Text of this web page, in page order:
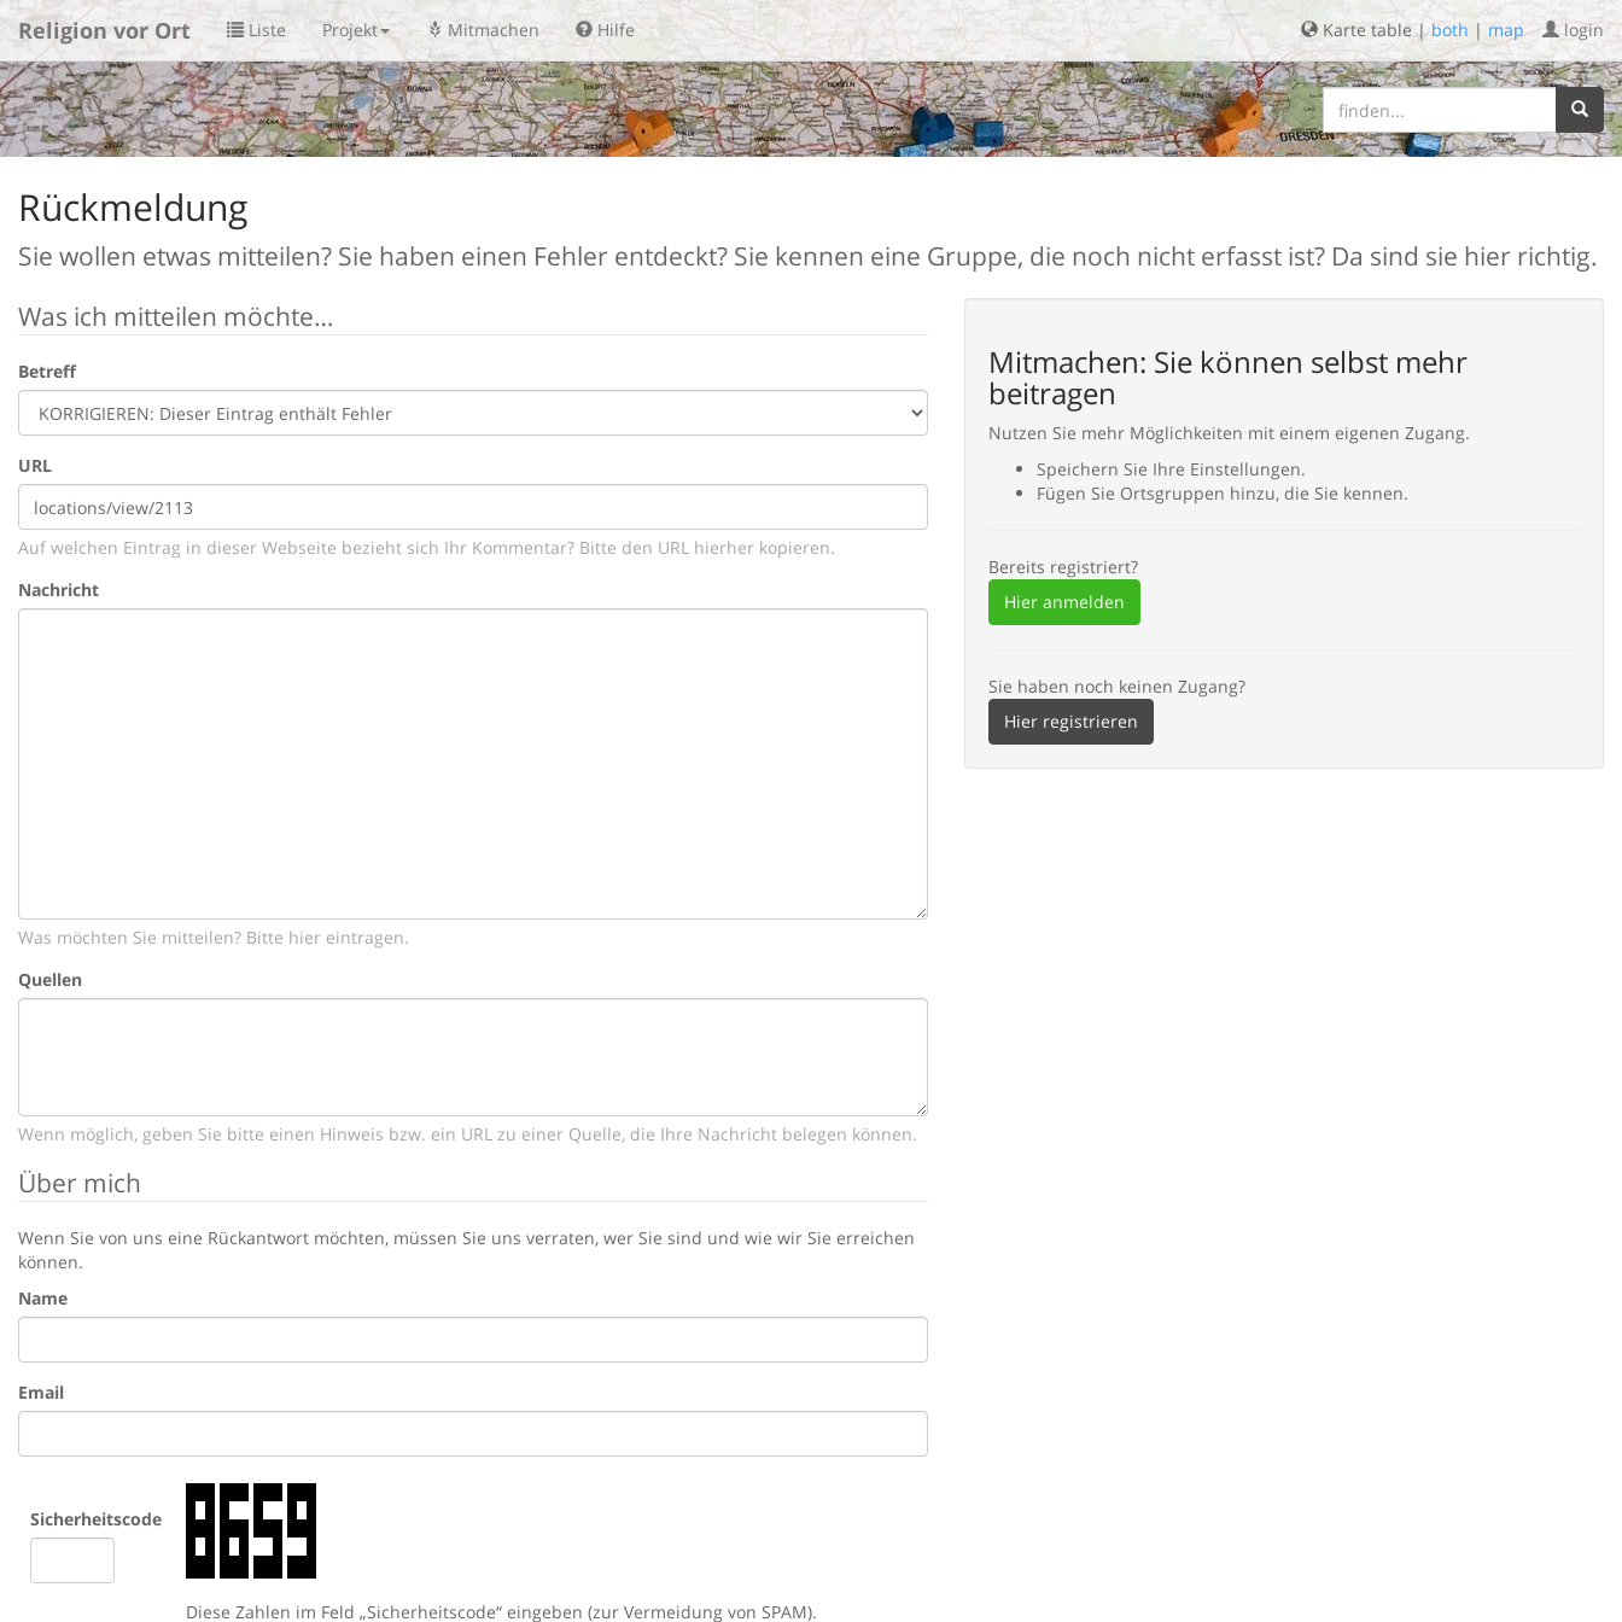
Religion vor Ort Liste Projekt Mitmachen Hilfe login
Karte table |both | map
Rückmeldung
Sie wollen etwas mitteilen? Sie haben einen Fehler entdeckt? Sie kennen eine Gruppe, die noch nicht erfasst ist? Da sind sie hier richtig.
Was ich mitteilen möchte…
Betreff
URL
Auf welchen Eintrag in dieser Webseite bezieht sich Ihr Kommentar? Bitte den URL hierher kopieren.
Nachricht
Was möchten Sie mitteilen? Bitte hier eintragen.
Quellen
Wenn möglich, geben Sie bitte einen Hinweis bzw. ein URL zu einer Quelle, die Ihre Nachricht belegen können.
Über mich
Wenn Sie von uns eine Rückantwort möchten, müssen Sie uns verraten, wer Sie sind und wie wir Sie erreichen
können.
Name
Email
Sicherheitscode
Diese Zahlen im Feld „Sicherheitscode“ eingeben (zur Vermeidung von SPAM).
Mitmachen: Sie können selbst mehr
beitragen
Nutzen Sie mehr Möglichkeiten mit einem eigenen Zugang.
Speichern Sie Ihre Einstellungen.
Fügen Sie Ortsgruppen hinzu, die Sie kennen.
Bereits registriert?
Hier anmelden
Sie haben noch keinen Zugang?
Hier registrieren